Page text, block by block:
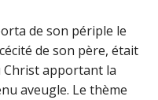
de son périple le
de son père, était
Christ apportant la
aveugle. Le thème